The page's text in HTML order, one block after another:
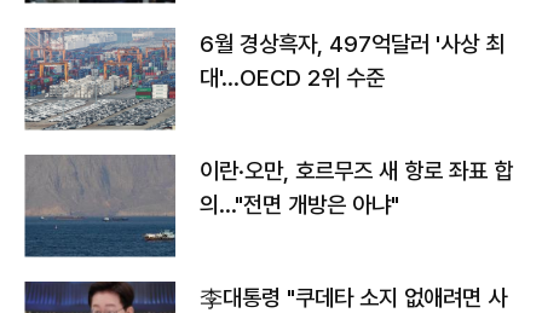
6월 경상흑자, 497억달러 '사상 최
대'…OECD 2위 수준
이란·오만, 호르무즈 새 항로 좌표 합
의…"전면 개방은 아냐"
李대통령 "쿠데타 소지 없애려면 사